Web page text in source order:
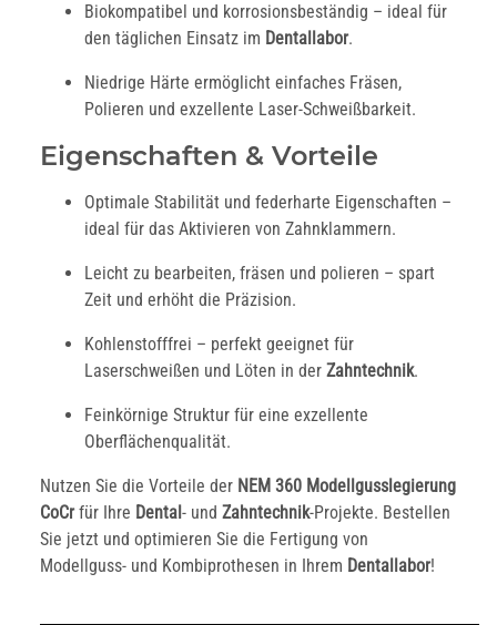
Biokompatibel und korrosionsbeständig – ideal für
den täglichen Einsatz im Dentallabor.
Niedrige Härte ermöglicht einfaches Fräsen,
Polieren und exzellente Laser-Schweißbarkeit.
Eigenschaften & Vorteile
Optimale Stabilität und federharte Eigenschaften –
ideal für das Aktivieren von Zahnklammern.
Leicht zu bearbeiten, fräsen und polieren – spart
Zeit und erhöht die Präzision.
Kohlenstofffrei – perfekt geeignet für
Laserschweißen und Löten in der Zahntechnik.
Feinkörnige Struktur für eine exzellente
Oberflächenqualität.
Nutzen Sie die Vorteile der NEM 360 Modellgusslegierung
CoCrfür Ihre Dental - und Zahntechnik-Projekte. Bestellen
Sie jetzt und optimieren Sie die Fertigung von
Modellguss- und Kombiprothesen in Ihrem Dentallabor!